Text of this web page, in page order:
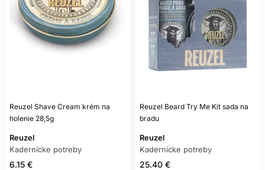
Reuzel Shave Cream krém na
holenie 28,5g
Reuzel
Kadernícke potreby
6.15 €
Reuzel Beard Try Me Kit sada na
bradu
Reuzel
Kadernícke potreby
25.40 €